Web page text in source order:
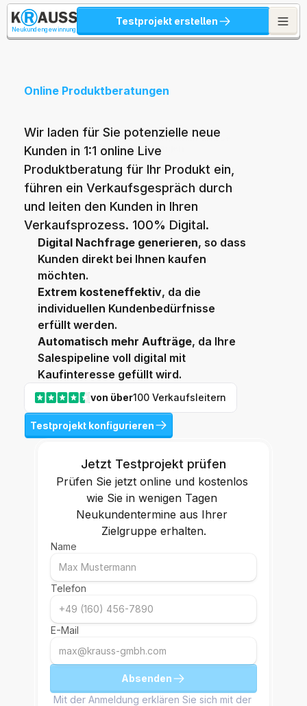
Neukundengewinnung
Testprojekt erstellen
Online Produktberatungen
Generieren Sie qualifiziertes Verkaufsinteresse
durch online Live Produktberatungen
Wir laden für Sie potenzielle neue
Kunden in 1:1 online Live
Produktberatung für Ihr Produkt ein,
führen ein Verkaufsgespräch durch
und leiten den Kunden in Ihren
Verkaufsprozess. 100% Digital.
Digital Nachfrage generieren, so dass
Kunden direkt bei Ihnen kaufen
möchten.
Extrem kosteneffektiv, da die
individuellen Kundenbedürfnisse
erfüllt werden.
Automatisch mehr Aufträge, da Ihre
Salespipeline voll digital mit
Kaufinteresse gefüllt wird.
von über100 Verkaufsleitern
Testprojekt konfigurieren
Jetzt Testprojekt prüfen
Prüfen Sie jetzt online und kostenlos
wie Sie in wenigen Tagen
Neukundentermine aus Ihrer
Zielgruppe erhalten.
Name
Telefon
E-Mail
Absenden
Mit der Anmeldung erklären Sie sich mit der